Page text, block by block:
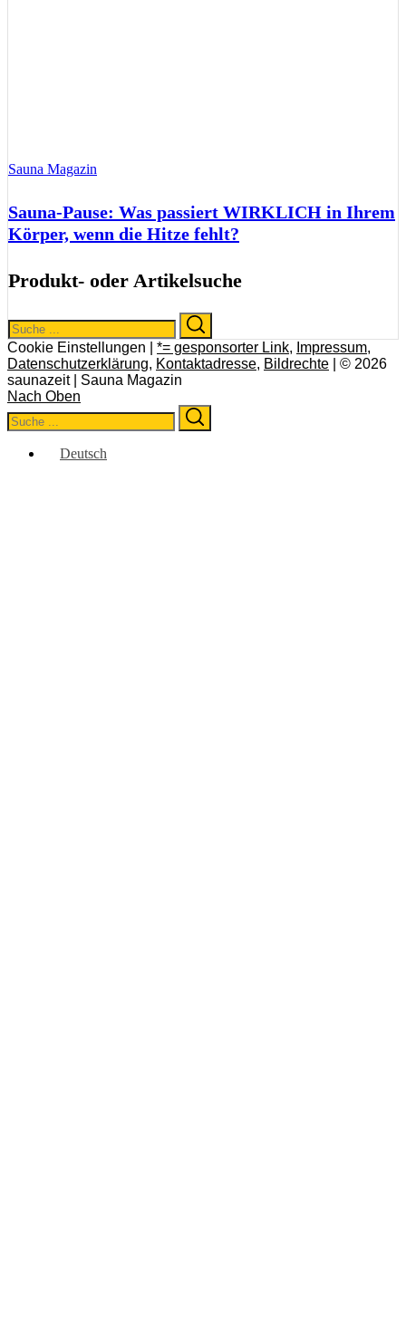
Sauna Magazin
Sauna-Pause: Was passiert WIRKLICH in Ihrem
Körper, wenn die Hitze fehlt?
Produkt- oder Artikelsuche
Search
for:
Cookie Einstellungen | *= gesponsorter Link, Impressum,
Datenschutzerklärung, Kontaktadresse, Bildrechte | © 2026
saunazeit | Sauna Magazin
Nach Oben
Search
for:
Deutsch